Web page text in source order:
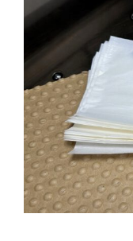
Bild